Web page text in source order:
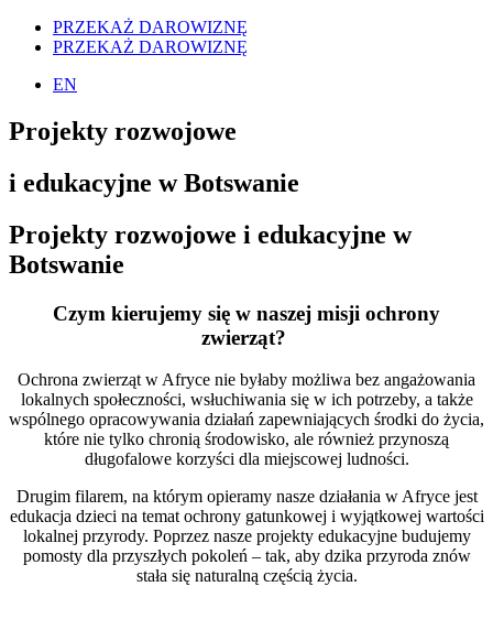
PRZEKAŻ DAROWIZNĘ
PRZEKAŻ DAROWIZNĘ
EN
Projekty rozwojowe
i edukacyjne w Botswanie
Projekty rozwojowe i edukacyjne w
Botswanie
Czym kierujemy się w naszej misji ochrony
zwierząt?
Ochrona zwierząt w Afryce nie byłaby możliwa bez angażowania
lokalnych społeczności, wsłuchiwania się w ich potrzeby, a także
wspólnego opracowywania działań zapewniających środki do życia,
które nie tylko chronią środowisko, ale również przynoszą
długofalowe korzyści dla miejscowej ludności.
Drugim filarem, na którym opieramy nasze działania w Afryce jest
edukacja dzieci na temat ochrony gatunkowej i wyjątkowej wartości
lokalnej przyrody. Poprzez nasze projekty edukacyjne budujemy
pomosty dla przyszłych pokoleń – tak, aby dzika przyroda znów
stała się naturalną częścią życia.